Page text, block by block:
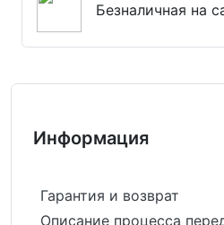
Безналичная на
Информация
Гарантия и возврат
Описание процесса